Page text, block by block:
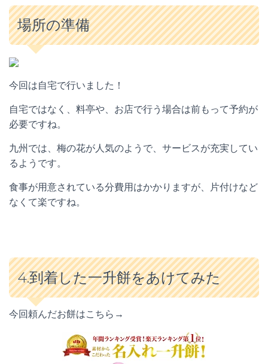
場所の準備
今回は自宅で行いました！
自宅ではなく、料亭や、お店で行う場合は前もって予約が
必要ですね。
九州では、梅の花が人気のようで、サービスが充実してい
るようです。
食事が用意されている分費用はかかりますが、片付けなど
なくて楽ですね。
4.到着した一升餅をあけてみた
今回頼んだお餅はこちら→